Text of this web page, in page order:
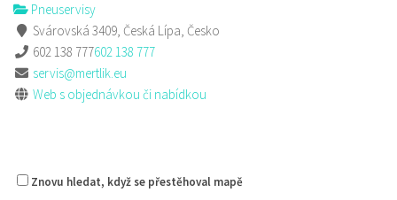
Pneuservisy
Svárovská 3409, Česká Lípa, Česko
602 138 777602 138 777
servis@mertlik.eu
Web s objednávkou či nabídkou
Znovu hledat, když se přestěhoval mapě